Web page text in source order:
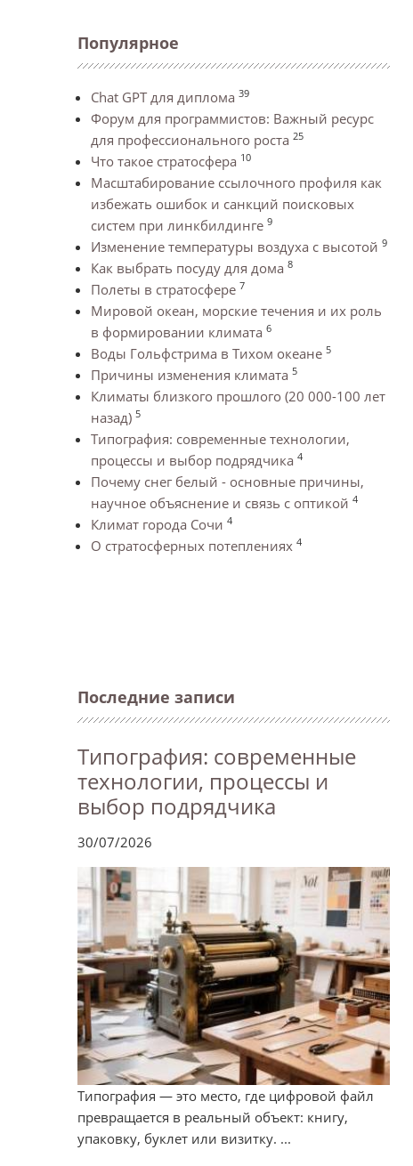
Популярное
Chat GPT для диплома 39
Форум для программистов: Важный ресурс
для профессионального роста 25
Что такое стратосфера 10
Масштабирование ссылочного профиля как
избежать ошибок и санкций поисковых
систем при линкбилдинге 9
Изменение температуры воздуха с высотой 9
Как выбрать посуду для дома 8
Полеты в стратосфере 7
Мировой океан, морские течения и их роль
в формировании климата 6
Воды Гольфстрима в Тихом океане 5
Причины изменения климата 5
Климаты близкого прошлого (20 000-100 лет
назад) 5
Типография: современные технологии,
процессы и выбор подрядчика 4
Почему снег белый - основные причины,
научное объяснение и связь с оптикой 4
Климат города Сочи 4
О стратосферных потеплениях 4
Последние записи
Типография: современные
технологии, процессы и
выбор подрядчика
30/07/2026
Типография — это место, где цифровой файл
превращается в реальный объект: книгу,
упаковку, буклет или визитку. ...